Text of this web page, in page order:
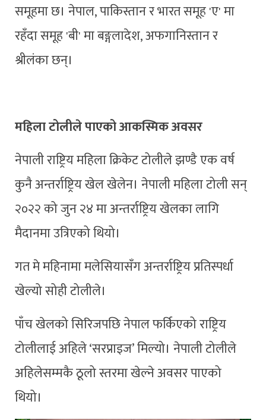
समूहमा छ। नेपाल, पाकिस्तान र भारत समूह 'ए' मा
रहँदा समूह 'बी' मा बङ्गलादेश, अफगानिस्तान र
श्रीलंका छन्।
महिला टोलीले पाएको आकस्मिक अवसर
नेपाली राष्ट्रिय महिला क्रिकेट टोलीले झण्डै एक वर्ष
कुनै अन्तर्राष्ट्रिय खेल खेलेन। नेपाली महिला टोली सन्
२०२२ को जुन २४ मा अन्तर्राष्ट्रिय खेलका लागि
मैदानमा उत्रिएको थियो।
गत मे महिनामा मलेसियासँग अन्तर्राष्ट्रिय प्रतिस्पर्धा
खेल्यो सोही टोलीले।
पाँच खेलको सिरिजपछि नेपाल फर्किएको राष्ट्रिय
टोलीलाई अहिले ‘सरप्राइज’ मिल्यो। नेपाली टोलीले
अहिलेसम्मकै ठूलो स्तरमा खेल्ने अवसर पाएको
थियो।